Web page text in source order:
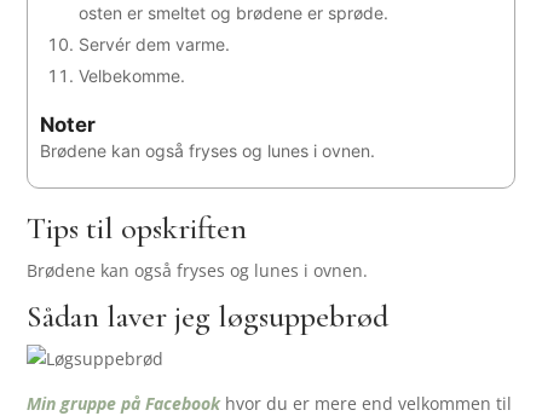
osten er smeltet og brødene er sprøde.
Servér dem varme.
Velbekomme.
Noter
Brødene kan også fryses og lunes i ovnen.
Tips til opskriften
Brødene kan også fryses og lunes i ovnen.
Sådan laver jeg løgsuppebrød
Min gruppe på Facebookhvor du er mere end velkommen til